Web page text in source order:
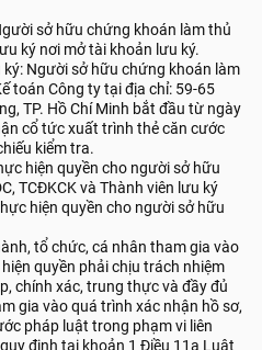
sở hữu chứng khoán làm thủ
ký nơi mở tài khoản lưu ký.
Người sở hữu chứng khoán làm
toán Công ty tại địa chỉ: 59-65
TP. Hồ Chí Minh bắt đầu từ ngày
cổ tức xuất trình thẻ căn cước
kiểm tra.
hiện quyền cho người sở hữu
TCĐKCK và Thành viên lưu ký
hiện quyền cho người sở hữu
tổ chức, cá nhân tham gia vào
quyền phải chịu trách nhiệm
chính xác, trung thực và đầy đủ
gia vào quá trình xác nhận hồ sơ,
pháp luật trong phạm vi liên
định tại khoản 1 Điều 11a Luật